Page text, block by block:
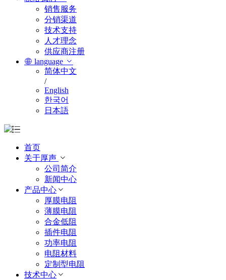
销售服务
分销渠道
技术支持
人才理念
供应商注册
language
简体中文
/
English
한국어
日本語
首页
关于厚声
公司简介
新闻中心
产品中心
厚膜电阻
薄膜电阻
合金低阻
插件电阻
功率电阻
电阻材料
定制型电阻
技术中心